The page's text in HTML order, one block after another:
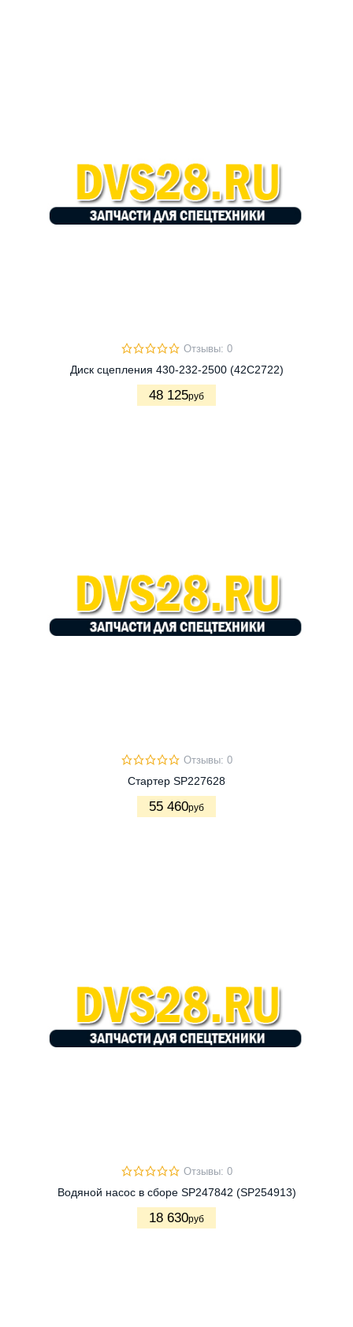
Отзывы: 0
Диск сцепления 430-232-2500 (42C2722)
48 125руб
Отзывы: 0
Стартер SP227628
55 460руб
Отзывы: 0
Водяной насос в сборе SP247842 (SP254913)
18 630руб